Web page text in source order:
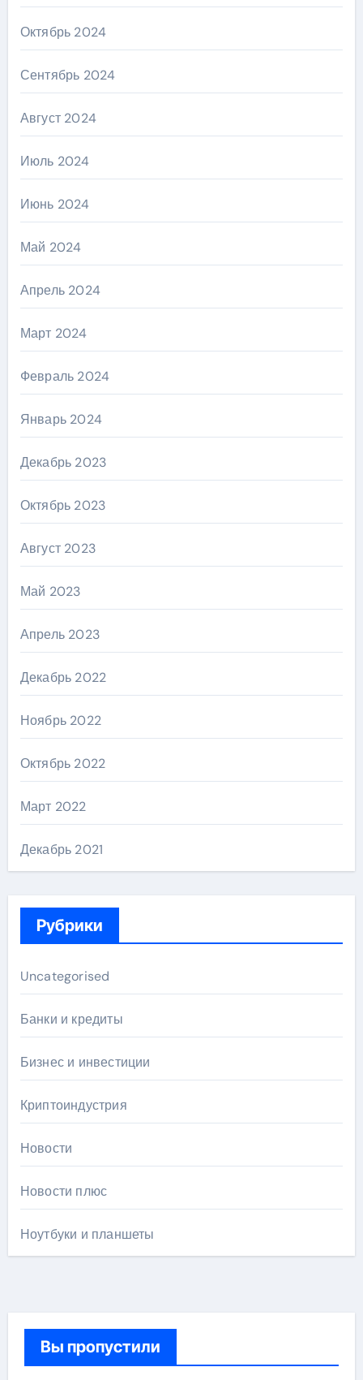
Октябрь 2024
Сентябрь 2024
Август 2024
Июль 2024
Июнь 2024
Май 2024
Апрель 2024
Март 2024
Февраль 2024
Январь 2024
Декабрь 2023
Октябрь 2023
Август 2023
Май 2023
Апрель 2023
Декабрь 2022
Ноябрь 2022
Октябрь 2022
Март 2022
Декабрь 2021
Рубрики
Uncategorised
Банки и кредиты
Бизнес и инвестиции
Криптоиндустрия
Новости
Новости плюс
Ноутбуки и планшеты
Вы пропустили